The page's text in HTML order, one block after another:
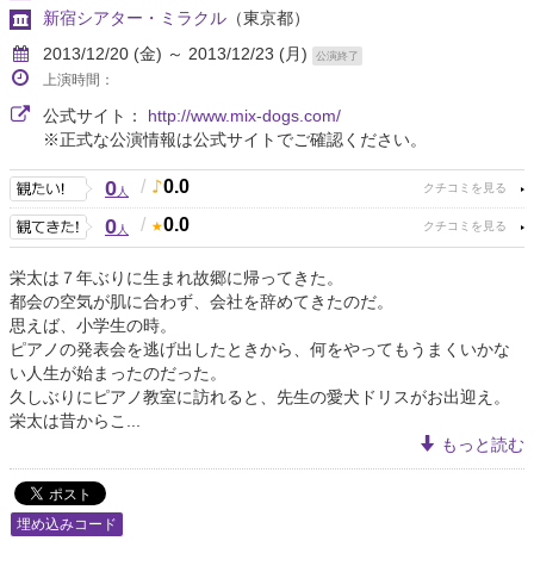
新宿シアター・ミラクル （東京都）
2013/12/20 (金) ～ 2013/12/23 (月)
公演終了
上演時間：
公式サイト： http://www.mix-dogs.com/
※正式な公演情報は公式サイトでご確認ください。
0人 / 0.0
0人 / 0.0
栄太は７年ぶりに生まれ故郷に帰ってきた。
都会の空気が肌に合わず、会社を辞めてきたのだ。
思えば、小学生の時。
ピアノの発表会を逃げ出したときから、何をやってもうまくいかな
い人生が始まったのだった。
久しぶりにピアノ教室に訪れると、先生の愛犬ドリスがお出迎え。
栄太は昔からこ...
もっと読む
埋め込みコード